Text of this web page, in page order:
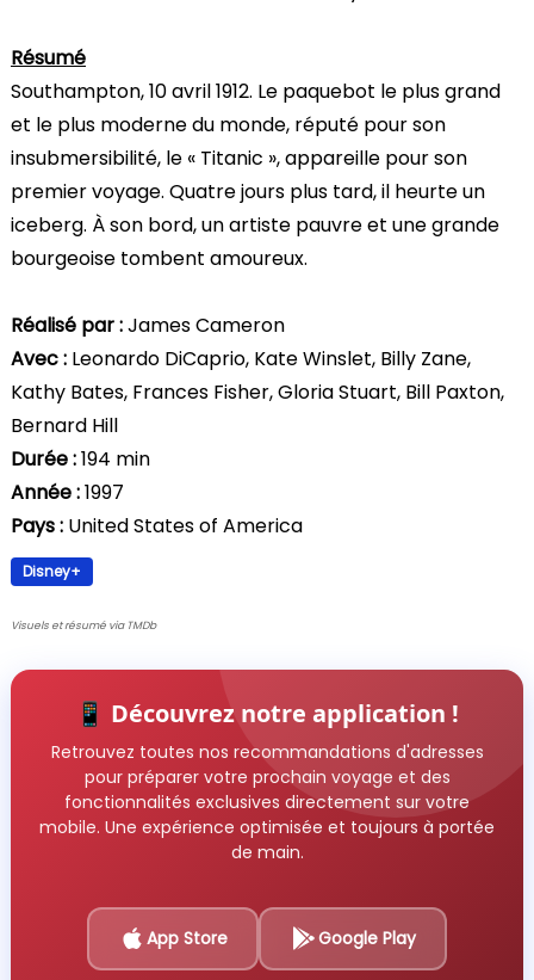
Résumé
Southampton, 10 avril 1912. Le paquebot le plus grand
et le plus moderne du monde, réputé pour son
insubmersibilité, le « Titanic », appareille pour son
premier voyage. Quatre jours plus tard, il heurte un
iceberg. À son bord, un artiste pauvre et une grande
bourgeoise tombent amoureux.
Réalisé par :James Cameron
Avec : Leonardo DiCaprio, Kate Winslet, Billy Zane,
Kathy Bates, Frances Fisher, Gloria Stuart, Bill Paxton,
Bernard Hill
Durée :194 min
Année :1997
Pays : United States of America
Disney+
Visuels et résumé via TMDb
📱 Découvrez notre application !
Retrouvez toutes nos recommandations d'adresses
pour préparer votre prochain voyage et des
fonctionnalités exclusives directement sur votre
mobile. Une expérience optimisée et toujours à portée
de main.
App Store Google Play